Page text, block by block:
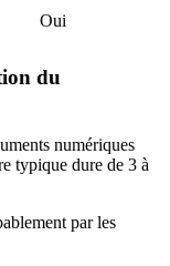
Oui
du
numériques
typique dure de 3 à
par les